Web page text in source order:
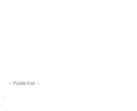
- Publicitat -